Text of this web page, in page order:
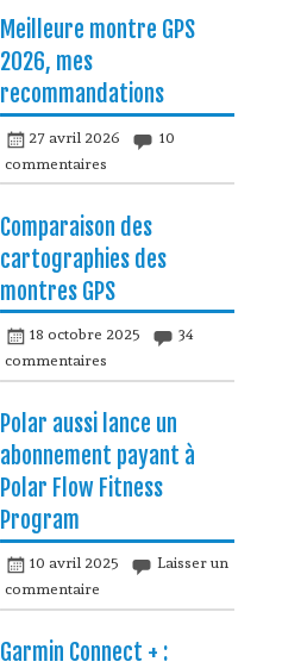
Meilleure montre GPS
2026, mes
recommandations
27 avril 2026
10
commentaires
Comparaison des
cartographies des
montres GPS
18 octobre 2025
34
commentaires
Polar aussi lance un
abonnement payant à
Polar Flow Fitness
Program
10 avril 2025
Laisser un
commentaire
Garmin Connect + :